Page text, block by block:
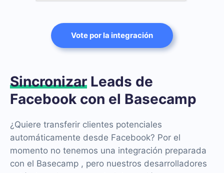
Vote por la integración
Sincronizar Leads de
Facebook con el Basecamp
¿Quiere transferir clientes potenciales
automáticamente desde Facebook? Por el
momento no tenemos una integración preparada
con el Basecamp , pero nuestros desarrolladores